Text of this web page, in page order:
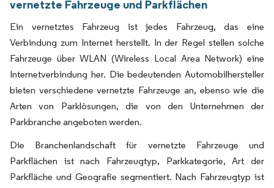
vernetzte Fahrzeuge und Parkflächen
Ein vernetztes Fahrzeug ist jedes Fahrzeug, das eine
Verbindung zum Internet herstellt. In der Regel stellen solche
Fahrzeuge über WLAN (Wireless Local Area Network) eine
Internetverbindung her. Die bedeutenden Automobilhersteller
bieten verschiedene vernetzte Fahrzeuge an, ebenso wie die
Arten von Parklösungen, die von den Unternehmen der
Parkbranche angeboten werden.
Die Branchenlandschaft für vernetzte Fahrzeuge und
Parkflächen ist nach Fahrzeugtyp, Parkkategorie, Art der
Parkfläche und Geografie segmentiert. Nach Fahrzeugtyp ist